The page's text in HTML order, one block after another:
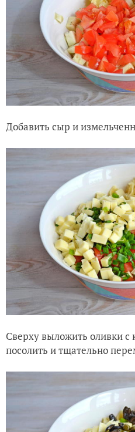
Добавить сыр и
Сверху выложить оливки с
посолить и тщательно